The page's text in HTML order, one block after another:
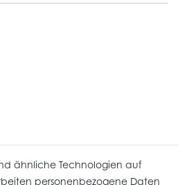
ähnliche Technologien auf
personenbezogene Daten